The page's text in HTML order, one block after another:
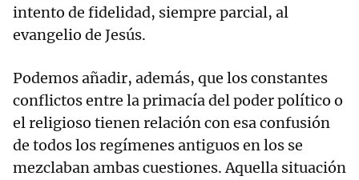
intento de fidelidad, siempre parcial, al
evangelio de Jesús.
Podemos añadir, además, que los constantes
conflictos entre la primacía del poder político o
el religioso tienen relación con esa confusión
de todos los regímenes antiguos en los se
mezclaban ambas cuestiones. Aquella situación